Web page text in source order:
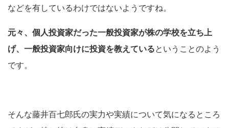
などを有しているわけではないようですね。
元々、個人投資家だった一般投資家が株の学校を立ち上
げ、一般投資家向けに投資を教えている ということのよう
です。
そんな藤井百七郎氏の実力や実績について気になるところ